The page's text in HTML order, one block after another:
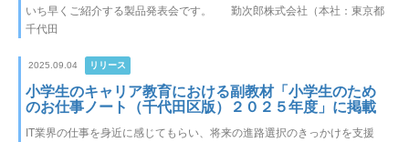
いち早くご紹介する製品発表会です。 勤次郎株式会社（本社：東京都
千代田
2025.09.04 リリース
小学生のキャリア教育における副教材「小学生のため
のお仕事ノート（千代田区版）２０２５年度」に掲載
IT業界の仕事を身近に感じてもらい、将来の進路選択のきっかけを支援